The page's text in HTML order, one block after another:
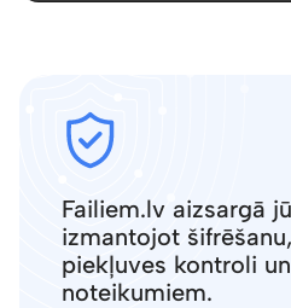
Failiem.lv aizsargā
izmantojot
piekļuves kontroli
noteikumiem.